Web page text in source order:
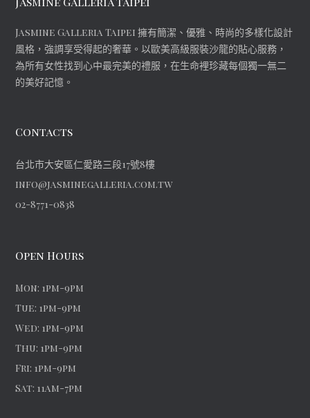
Jasmine Galleria Taipei 擁有簡潔、優雅、時尚的多樣化設計
風格，強調享受得起的奢華。以歐美高級服裝沙龍的貼心服務，
為所有女性找到心中最完美的禮服，在生命裡珍藏每個獨一無二
的美好記憶。
Contacts
台北市大安區仁愛路三段17號8樓
info@jasminegalleria.com.tw
02-8771-0838
Open Hours
Mon: 1pm-9pm
Tue: 1pm-9pm
Wed: 1pm-9pm
Thu: 1pm-9pm
Fri: 1pm-9pm
Sat: 11am-7pm